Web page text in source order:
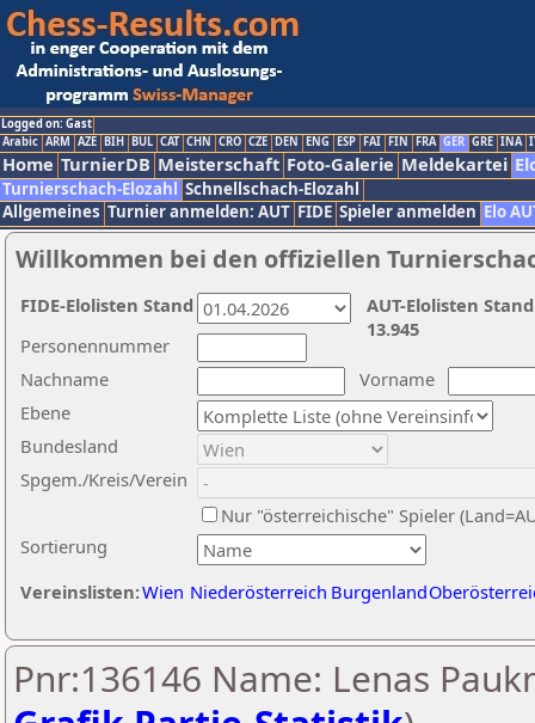
Logged on: Gast
Arabic ARM AZE BIH BUL CAT CHN CRO CZE DEN ENG ESP FAI FIN FRA GER GRE INA
Home TurnierDB Meisterschaft Foto-Galerie Meldekartei
Turnierschach-Elozahl Schnellschach-Elozahl
Allgemeines Turnier anmelden: AUT FIDE Spieler anmelden Elo
Willkommen bei den offiziellen
Nachname
Vorname
Ebene
Sortierung
Personennummer
Bundesland
Spgem./Kreis/Verein
Nur "österreichische" Spieler
Vereinslisten:Wien Niederösterreich Burgenland
AUT-Elolisten
13.945
FIDE-Elolisten Stand
Pnr:136146 Name: Lenas